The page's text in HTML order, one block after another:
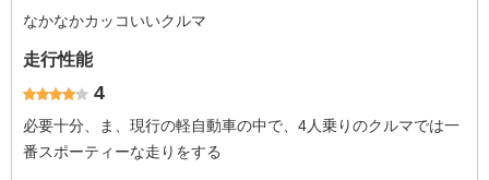
なかなかカッコいいクルマ
走行性能
4
必要十分、ま、現行の軽自動車の中で、4人乗りのクルマでは一
番スポーティーな走りをする